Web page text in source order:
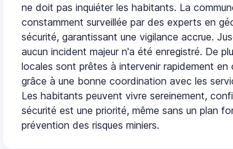
ne doit pas inquiéter les habitants. La
constamment surveillée par des experts en
sécurité, garantissant une vigilance accrue.
aucun incident majeur n'a été enregistré. De
locales sont prêtes à intervenir rapidement en
grâce à une bonne coordination avec les
Les habitants peuvent vivre sereinement,
sécurité est une priorité, même sans un plan
prévention des risques miniers.